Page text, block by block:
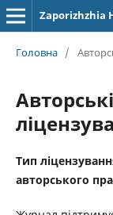
Zaporizhzhia
Головна /
Тип
авторського